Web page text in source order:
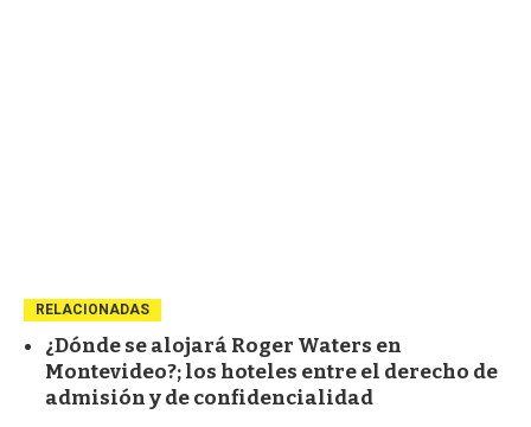
RELACIONADAS
¿Dónde se alojará Roger Waters en
Montevideo?; los hoteles entre el derecho de
admisión y de confidencialidad